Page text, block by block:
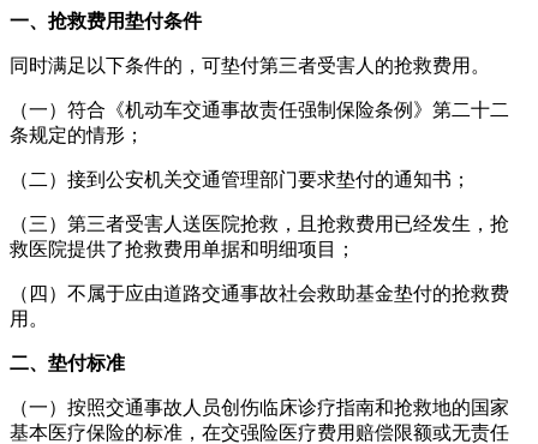
一、抢救费用垫付条件
同时满足以下条件的，可垫付第三者受害人的抢救费用。
（一）符合《机动车交通事故责任强制保险条例》第二十二
条规定的情形；
（二）接到公安机关交通管理部门要求垫付的通知书；
（三）第三者受害人送医院抢救，且抢救费用已经发生，抢
救医院提供了抢救费用单据和明细项目；
（四）不属于应由道路交通事故社会救助基金垫付的抢救费
用。
二、垫付标准
（一）按照交通事故人员创伤临床诊疗指南和抢救地的国家
基本医疗保险的标准，在交强险医疗费用赔偿限额或无责任